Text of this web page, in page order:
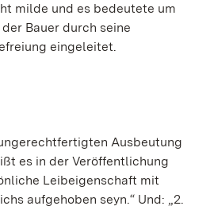
milde und es bedeutete um
Bauer durch seine
eingeleitet.
Ausbeutung
es in der Veröffentlichung
Leibeigenschaft mit
aufgehoben seyn.“ Und: „2.